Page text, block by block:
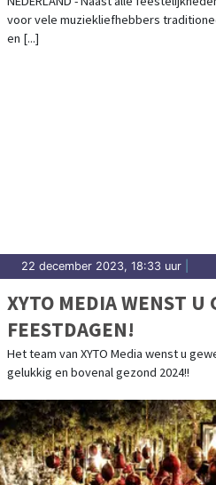
voor vele muziekliefhebbers
en [...]
22 december 2023, 18:33 uur
XYTO MEDIA WENST U
FEESTDAGEN!
Het team van XYTO Media wenst u
gelukkig en bovenal gezond 2024!!